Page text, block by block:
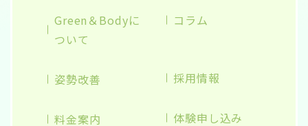
Green＆Bodyに
ついて
姿勢改善
料金案内
コラム
採用情報
体験申し込み